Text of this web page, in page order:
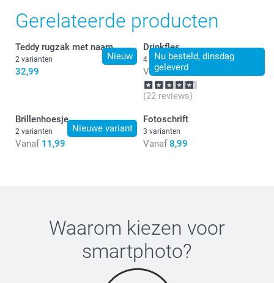
Gerelateerde producten
Nieuw
Teddy rugzak met naam
2 varianten
32,99
Nu besteld, dinsdag
geleverd
Drinkfles
4 varianten
Vanaf 26,99
(22 reviews)
Nieuwe variant
Brillenhoesje
2 varianten
Vanaf 11,99
Fotoschrift
3 varianten
Vanaf 8,99
Waarom kiezen voor
smartphoto?